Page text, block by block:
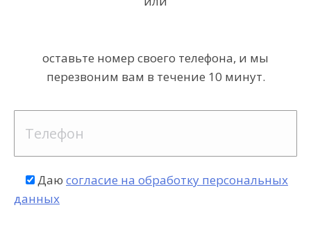
оставьте номер своего телефона, и мы
перезвоним вам в течение 10 минут.
Даю согласие на обработку персональных
данных